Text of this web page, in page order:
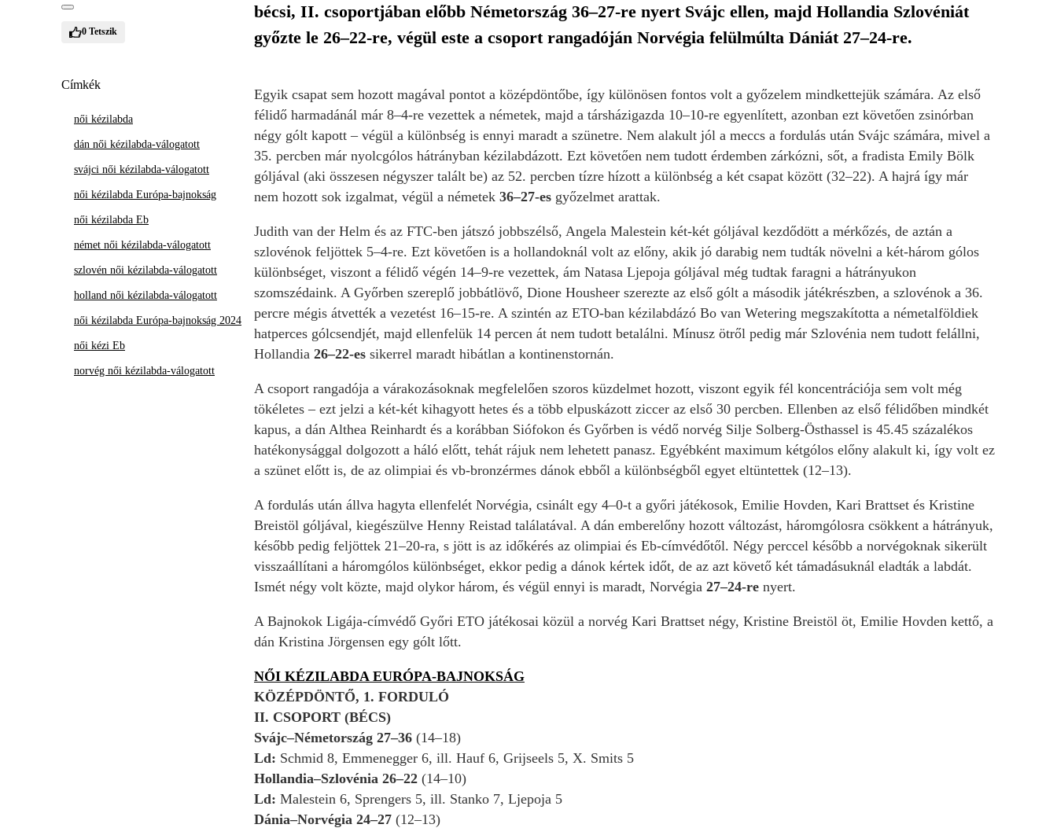
0 Tetszik
Címkék
női kézilabda
dán női kézilabda-válogatott
svájci női kézilabda-válogatott
női kézilabda Európa-bajnokság
női kézilabda Eb
német női kézilabda-válogatott
szlovén női kézilabda-válogatott
holland női kézilabda-válogatott
női kézilabda Európa-bajnokság 2024
női kézi Eb
norvég női kézilabda-válogatott
bécsi, II. csoportjában előbb Németország 36–27-re nyert Svájc ellen, majd Hollandia Szlovéniát
győzte le 26–22-re, végül este a csoport rangadóján Norvégia felülmúlta Dániát 27–24-re.
Egyik csapat sem hozott magával pontot a középdöntőbe, így különösen fontos volt a győzelem mindkettejük számára. Az első
félidő harmadánál már 8–4-re vezettek a németek, majd a társházigazda 10–10-re egyenlített, azonban ezt követően zsinórban
négy gólt kapott – végül a különbség is ennyi maradt a szünetre. Nem alakult jól a meccs a fordulás után Svájc számára, mivel a
35. percben már nyolcgólos hátrányban kézilabdázott. Ezt követően nem tudott érdemben zárkózni, sőt, a fradista Emily Bölk
góljával (aki összesen négyszer talált be) az 52. percben tízre hízott a különbség a két csapat között (32–22). A hajrá így már
nem hozott sok izgalmat, végül a németek 36–27-es győzelmet arattak.
Judith van der Helm és az FTC-ben játszó jobbszélső, Angela Malestein két-két góljával kezdődött a mérkőzés, de aztán a
szlovénok feljöttek 5–4-re. Ezt követően is a hollandoknál volt az előny, akik jó darabig nem tudták növelni a két-három gólos
különbséget, viszont a félidő végén 14–9-re vezettek, ám Natasa Ljepoja góljával még tudtak faragni a hátrányukon
szomszédaink. A Győrben szereplő jobbátlövő, Dione Housheer szerezte az első gólt a második játékrészben, a szlovénok a 36.
percre mégis átvették a vezetést 16–15-re. A szintén az ETO-ban kézilabdázó Bo van Wetering megszakította a németalföldiek
hatperces gólcsendjét, majd ellenfelük 14 percen át nem tudott betalálni. Mínusz ötről pedig már Szlovénia nem tudott felállni,
Hollandia 26–22-es sikerrel maradt hibátlan a kontinenstornán.
A csoport rangadója a várakozásoknak megfelelően szoros küzdelmet hozott, viszont egyik fél koncentrációja sem volt még
tökéletes – ezt jelzi a két-két kihagyott hetes és a több elpuskázott ziccer az első 30 percben. Ellenben az első félidőben mindkét
kapus, a dán Althea Reinhardt és a korábban Siófokon és Győrben is védő norvég Silje Solberg-Östhassel is 45.45 százalékos
hatékonysággal dolgozott a háló előtt, tehát rájuk nem lehetett panasz. Egyébként maximum kétgólos előny alakult ki, így volt ez
a szünet előtt is, de az olimpiai és vb-bronzérmes dánok ebből a különbségből egyet eltüntettek (12–13).
A fordulás után állva hagyta ellenfelét Norvégia, csinált egy 4–0-t a győri játékosok, Emilie Hovden, Kari Brattset és Kristine
Breistöl góljával, kiegészülve Henny Reistad találatával. A dán emberelőny hozott változást, háromgólosra csökkent a hátrányuk,
később pedig feljöttek 21–20-ra, s jött is az időkérés az olimpiai és Eb-címvédőtől. Négy perccel később a norvégoknak sikerült
visszaállítani a háromgólos különbséget, ekkor pedig a dánok kértek időt, de az azt követő két támadásuknál eladták a labdát.
Ismét négy volt közte, majd olykor három, és végül ennyi is maradt, Norvégia 27–24-re nyert.
A Bajnokok Ligája-címvédő Győri ETO játékosai közül a norvég Kari Brattset négy, Kristine Breistöl öt, Emilie Hovden kettő, a
dán Kristina Jörgensen egy gólt lőtt.
NŐI KÉZILABDA EURÓPA-BAJNOKSÁG
KÖZÉPDÖNTŐ, 1. FORDULÓ
II. CSOPORT (BÉCS)
Svájc–Németország 27–36 (14–18)
Ld: Schmid 8, Emmenegger 6, ill. Hauf 6, Grijseels 5, X. Smits 5
Hollandia–Szlovénia 26–22 (14–10)
Ld: Malestein 6, Sprengers 5, ill. Stanko 7, Ljepoja 5
Dánia–Norvégia 24–27 (12–13)